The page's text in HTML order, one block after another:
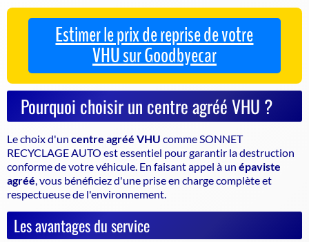
Estimer le prix de reprise de votre
VHU sur Goodbyecar
Pourquoi choisir un centre agréé VHU ?
Le choix d'un centre agréé VHU comme SONNET
RECYCLAGE AUTO est essentiel pour garantir ladestruction
conforme de votre véhicule . En faisant appel à un épaviste
agréé , vous bénéficiez d'une prise en charge complète et
respectueuse de l'environnement.
Les avantages du service